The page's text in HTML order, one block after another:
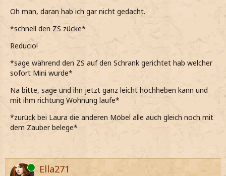
Oh man, daran hab ich gar nicht gedacht.
*schnell den ZS zücke*
Reducio!
*sage während den ZS auf den Schrank gerichtet hab welcher
sofort Mini wurde*
Na bitte, sage und ihn jetzt ganz leicht hochheben kann und
mit ihm richtung Wohnung laufe*
*zurück bei Laura die anderen Möbel alle auch gleich noch mit
dem Zauber belege*
Online Ella271